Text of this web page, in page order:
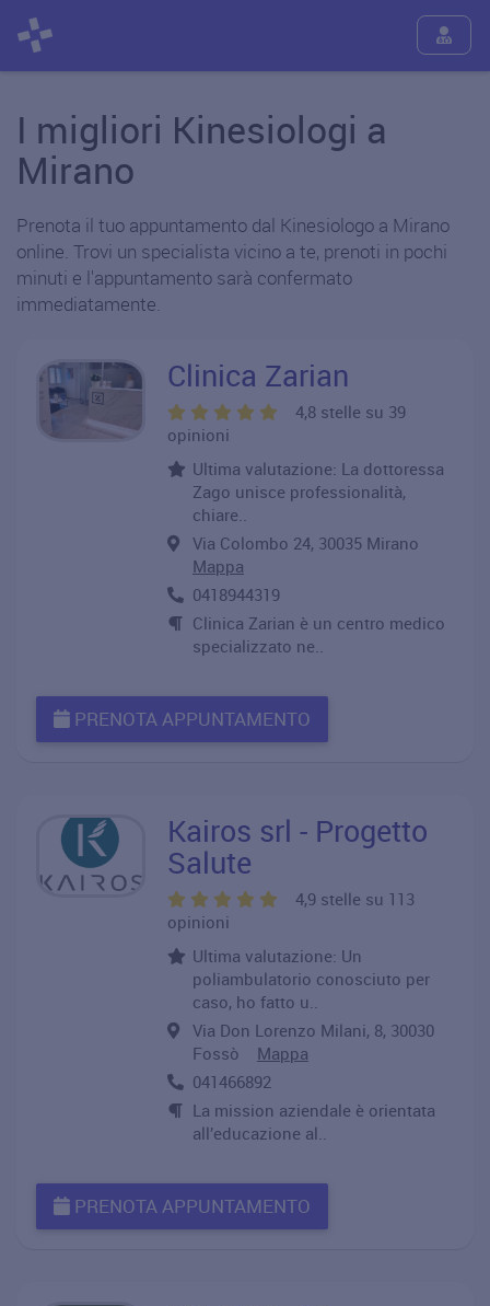
I migliori Kinesiologi a
Mirano
Prenota il tuo appuntamento dal Kinesiologo a Mirano
online. Trovi un specialista vicino a te, prenoti in pochi
minuti e l'appuntamento sarà confermato
immediatamente.
Clinica Zarian
4,8 stelle su 39
opinioni
Ultima valutazione: La dottoressa
Zago unisce professionalità,
chiare..
Via Colombo 24, 30035 Mirano
Mappa
0418944319
Clinica Zarian è un centro medico
specializzato ne..
PRENOTA APPUNTAMENTO
Kairos srl - Progetto
Salute
4,9 stelle su 113
opinioni
Ultima valutazione: Un
poliambulatorio conosciuto per
caso, ho fatto u..
Via Don Lorenzo Milani, 8, 30030
Fossò Mappa
041466892
La mission aziendale è orientata
all’educazione al..
PRENOTA APPUNTAMENTO